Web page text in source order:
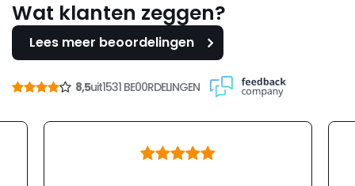
Wat klanten zeggen?
Lees meer beoordelingen
8,5uit1531 BE00RDELINGEN